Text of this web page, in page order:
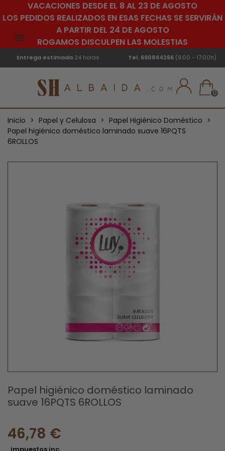
VACACIONES DESDE EL 8 AL 23 DE AGOSTO
LOS PEDIDOS REALIZADOS EN ESAS FECHAS SE SERVIRÁN
A PARTIR DEL 24 DE AGOSTO
ROGAMOS DISCULPEN LAS MOLESTIAS
Entrega estimada 24 horas Tel. 690844266 (9:00 - 17:00h)
0
Inicio > Papel y Celulosa > Papel Higiénico Doméstico >
Papel higiénico doméstico laminado suave 16PQTS
6ROLLOS
Papel higiénico doméstico laminado
suave 16PQTS 6ROLLOS
46,78 €